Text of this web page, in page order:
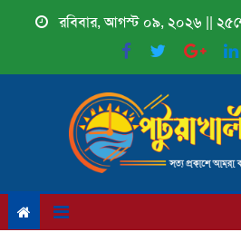
রবিবার, আগস্ট ০৯, ২০২৬ || ২৫শে